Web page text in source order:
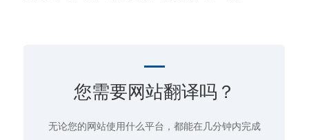
您需要网站翻译吗？
无论您的网站使用什么平台，都能在几分钟内完成